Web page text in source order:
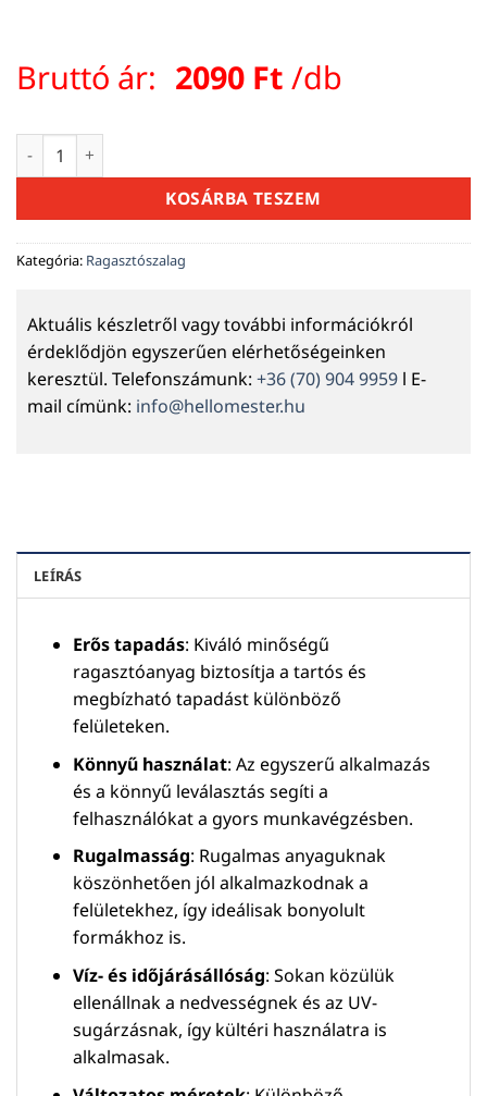
Bruttó ár: 2090 Ft /db
Sensi Core 36mm-es ragasztószalag mennyiség
KOSÁRBA TESZEM
Kategória: Ragasztószalag
Aktuális készletről vagy további információkról
érdeklődjön egyszerűen elérhetőségeinken
keresztül. Telefonszámunk: +36 (70) 904 9959 l E-
mail címünk: info@hellomester.hu
LEÍRÁS
Erős tapadás: Kiváló minőségű
ragasztóanyag biztosítja a tartós és
megbízható tapadást különböző
felületeken.
Könnyű használat: Az egyszerű alkalmazás
és a könnyű leválasztás segíti a
felhasználókat a gyors munkavégzésben.
Rugalmasság: Rugalmas anyaguknak
köszönhetően jól alkalmazkodnak a
felületekhez, így ideálisak bonyolult
formákhoz is.
Víz- és időjárásállóság: Sokan közülük
ellenállnak a nedvességnek és az UV-
sugárzásnak, így kültéri használatra is
alkalmasak.